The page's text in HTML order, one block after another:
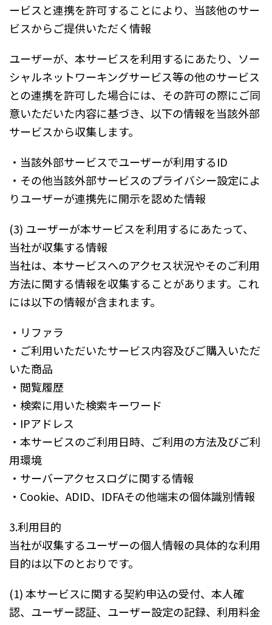
ービスと連携を許可することにより、当該他のサー
ビスからご提供いただく情報
ユーザーが、本サービスを利用するにあたり、ソー
シャルネットワーキングサービス等の他のサービス
との連携を許可した場合には、その許可の際にご同
意いただいた内容に基づき、以下の情報を当該外部
サービスから収集します。
・当該外部サービスでユーザーが利用するID
・その他当該外部サービスのプライバシー設定によ
りユーザーが連携先に開示を認めた情報
(3) ユーザーが本サービスを利用するにあたって、
当社が収集する情報
当社は、本サービスへのアクセス状況やそのご利用
方法に関する情報を収集することがあります。これ
には以下の情報が含まれます。
・リファラ
・ご利用いただいたサービス内容及びご購入いただ
いた商品
・閲覧履歴
・検索に用いた検索キーワード
・IPアドレス
・本サービスのご利用日時、ご利用の方法及びご利
用環境
・サーバーアクセスログに関する情報
・Cookie、ADID、IDFAその他端末の個体識別情報
3.利用目的
当社が収集するユーザーの個人情報の具体的な利用
目的は以下のとおりです。
(1) 本サービスに関する契約申込の受付、本人確
認、ユーザー認証、ユーザー設定の記録、利用料金